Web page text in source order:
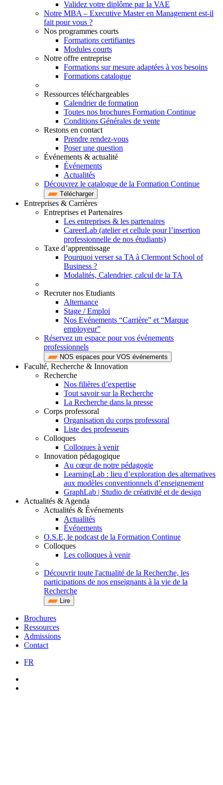
Validez votre diplôme par la VAE
Notre MBA – Executive Master en Management est-il
fait pour vous ?
Nos programmes courts
Formations certifiantes
Modules courts
Notre offre entreprise
Formations sur mesure adaptées à vos besoins
Formations catalogue
Ressources téléchargeables
Calendrier de formation
Toutes nos brochures Formation Continue
Conditions Générales de vente
Restons en contact
Prendre rendez-vous
Poser une question
Événements & actualité
Événements
Actualités
Découvrez le catalogue de la Formation Continue
Télécharger
Entreprises & Carrières
Entreprises et Partenaires
Les entreprises & les partenaires
CareerLab (atelier et cellule pour l’insertion
professionnelle de nos étudiants)
Taxe d’apprentissage
Pourquoi verser sa TA à Clermont School of
Business ?
Modalités, Calendrier, calcul de la TA
Recruter nos Etudiants
Alternance
Stage / Emploi
Nos Evénements “Carrière” et “Marque
employeur”
Réservez un espace pour vos événements
professionnels
NOS espaces pour VOS événements
Faculté, Recherche & Innovation
Recherche
Nos filières d’expertise
Tout savoir sur la Recherche
La Recherche dans la presse
Corps professoral
Organisation du corps professoral
Liste des professeurs
Colloques
Colloques à venir
Innovation pédagogique
Au cœur de notre pédagogie
LearningLab : lieu d’exploration des alternatives
aux modèles conventionnels d’enseignement
GraphLab | Studio de créativité et de design
Actualités & Agenda
Actualités & Événements
Actualités
Événements
O.S.E, le podcast de la Formation Continue
Colloques
Les colloques à venir
Découvrir toute l'actualité de la Recherche, les
participations de nos enseignants à la vie de la
Recherche
Lire
Brochures
Ressources
Admissions
Contact
FR